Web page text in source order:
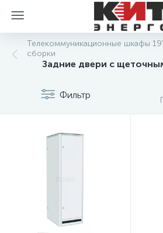
Телекоммуникационные шкафы
сборки
Задние двери с
Фильтр